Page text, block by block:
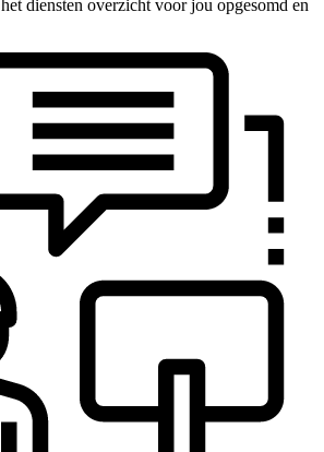
diensten overzicht voor jou opgesomd en